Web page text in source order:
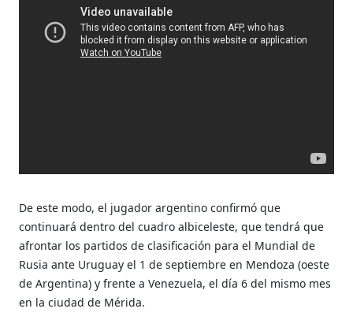
De este modo, el jugador argentino confirmó que
continuará dentro del cuadro albiceleste, que tendrá que
afrontar los partidos de clasificación para el Mundial de
Rusia ante Uruguay el 1 de septiembre en Mendoza (oeste
de Argentina) y frente a Venezuela, el día 6 del mismo mes
en la ciudad de Mérida.